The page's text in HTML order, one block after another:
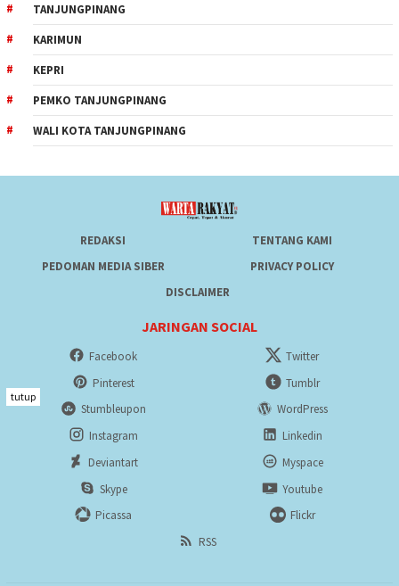
TANJUNGPINANG
KARIMUN
KEPRI
PEMKO TANJUNGPINANG
WALI KOTA TANJUNGPINANG
REDAKSI
TENTANG KAMI
PEDOMAN MEDIA SIBER
PRIVACY POLICY
DISCLAIMER
JARINGAN SOCIAL
Facebook
Twitter
Pinterest
Tumblr
Stumbleupon
WordPress
Instagram
Linkedin
Deviantart
Myspace
Skype
Youtube
Picassa
Flickr
RSS
tutup